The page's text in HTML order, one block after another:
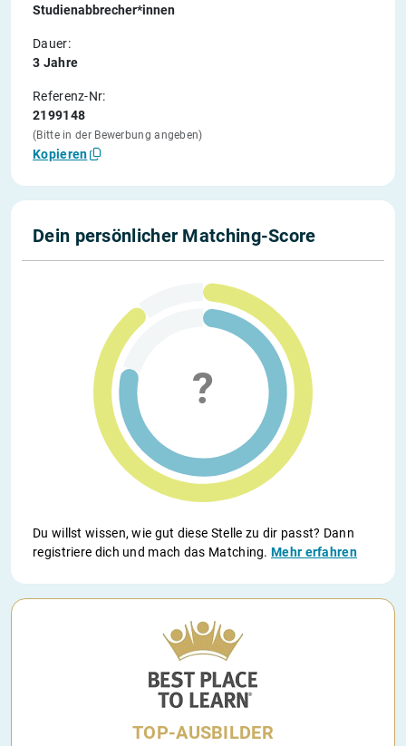
Studienabbrecher*innen
Dauer:
3 Jahre
Referenz-Nr:
2199148
(Bitte in der Bewerbung angeben)
Kopieren
Dein persönlicher Matching-Score
Du willst wissen, wie gut diese Stelle zu dir passt? Dann
registriere dich und mach das Matching.Mehr erfahren
TOP-AUSBILDER